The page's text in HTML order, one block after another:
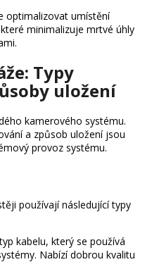
optimalizovat umístění
minimalizuje mrtvé úhly
Typy
uložení
kamerového systému.
a způsob uložení jsou
provoz systému.
používají následující typy
kabelu, který se používá
Nabízí dobrou kvalitu